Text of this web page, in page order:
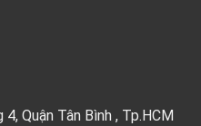
Quận Tân Bình , Tp.HCM